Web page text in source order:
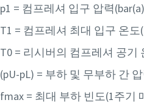
p1 = 컴프레셔 입구 압력
T1 = 컴프레셔 최대 입구 온도
T0 = 리시버의 컴프레셔 공기
(pU-pL) = 부하 및 무부하 간
fmax = 최대 부하 빈도(1주기